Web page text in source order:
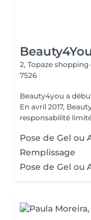
2, Topaze
7526
Beauty4you a
En avril 2017,
responsabilité
Pose de Gel ou
Remplissage
Pose de Gel ou